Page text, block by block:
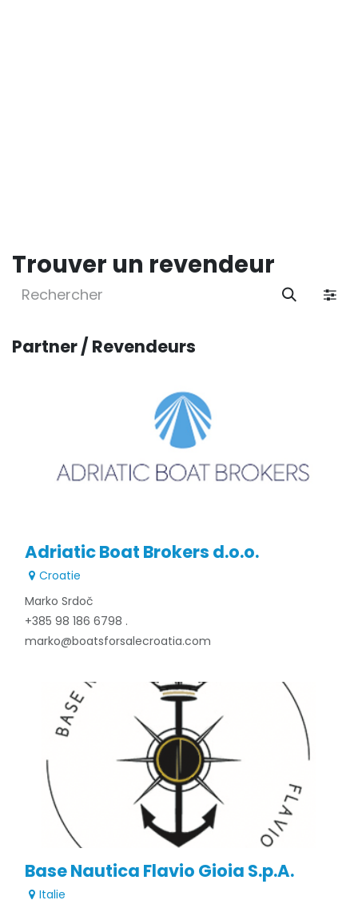
Trouver un revendeur
Partner / Revendeurs
Adriatic Boat Brokers d.o.o.
Croatie
Marko Srdoč
+385 98 186 6798 .
marko@boatsforsalecroatia.com​
Base Nautica Flavio Gioia S.p.A.
Italie